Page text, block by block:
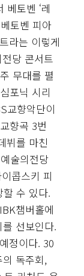
토벤 ‘레
토벤 피아
라는 이렇게
당 콘서트
무대를 펼
포닉 시리
교향악단이
향곡 3번
뷔를 마친
술의전당
콥스키 피
수 있다.
챔버홀에
선보인다.
정이다. 30
독주회,